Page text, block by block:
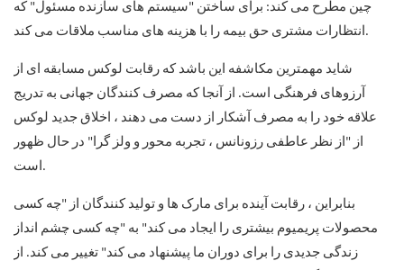
چین مطرح می کند: برای ساختن "سیستم های سازنده مسئول" که
انتظارات مشتری حق بیمه را با هزینه های مناسب ملاقات می کند.
شاید مهمترین مکاشفه این باشد که رقابت لوکس مسابقه ای از
آرزوهای فرهنگی است. از آنجا که مصرف کنندگان جهانی به تدریج
علاقه خود را به مصرف آشکار از دست می دهند ، اخلاق جدید لوکس
از "از نظر عاطفی رزونانس ، تجربه محور و ولز گرا" در حال ظهور
است.
بنابراین ، رقابت آینده برای مارک ها و تولید کنندگان از "چه کسی
محصولات پریمیوم بیشتری را ایجاد می کند" به "چه کسی چشم انداز
زندگی جدیدی را برای دوران ما پیشنهاد می کند" تغییر می کند. از